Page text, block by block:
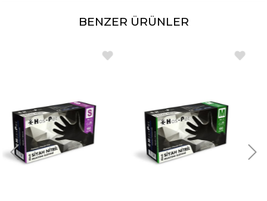
Biyouyumluluk testi yapılmıştır.
BENZER ÜRÜNLER